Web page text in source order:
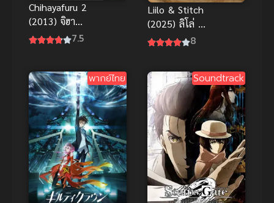
Chihayafuru 2
(2013) จิฮายะ
กลอนรักพิชิต
7.5
Liilo & Stitch
(2025) ลิโล่ &
สติทช์
8
พากย์ไทย Soundtrack